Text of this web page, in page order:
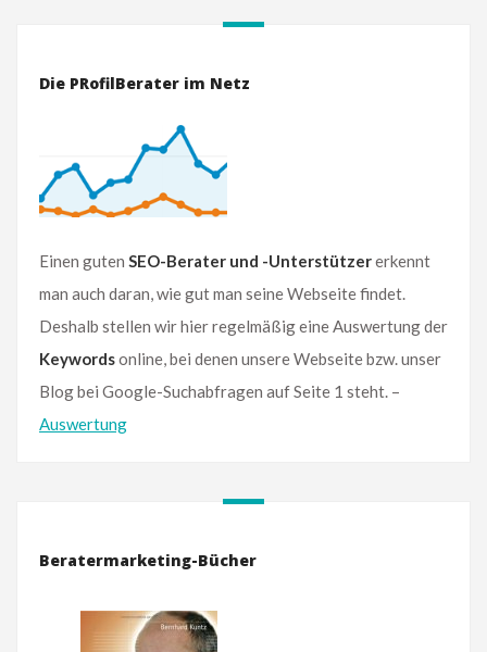
Die PRofilBerater im Netz
Einen guten SEO-Berater und -Unterstützererkennt
man auch daran, wie gut man seine Webseite findet.
Deshalb stellen wir hier regelmäßig eine Auswertung der
Keywordsonline, bei denen unsere Webseite bzw. unser
Blog bei Google-Suchabfragen auf Seite 1 steht. –
Auswertung
Beratermarketing-Bücher